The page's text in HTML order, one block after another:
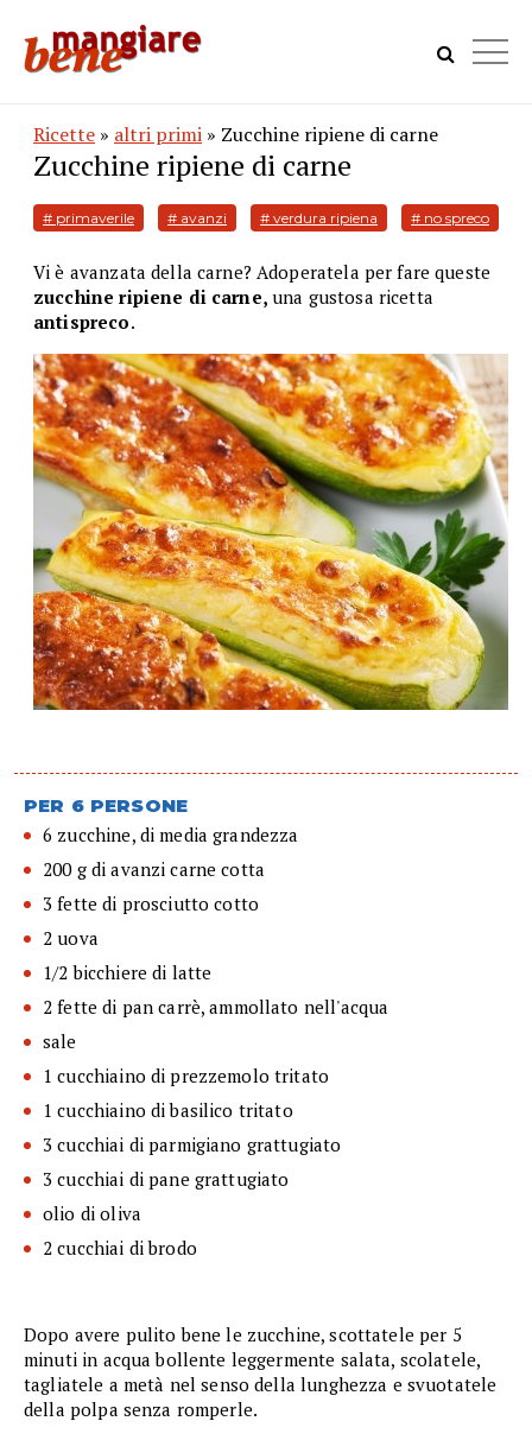
Ricette » altri primi » Zucchine ripiene di carne
Zucchine ripiene di carne
# primaverile # avanzi # verdura ripiena # no spreco
Vi è avanzata della carne? Adoperatela per fare queste
zucchine ripiene di carne,una gustosa ricetta
antispreco.
PER 6 PERSONE
6 zucchine, di media grandezza
200 g di avanzi carne cotta
3 fette di prosciutto cotto
2 uova
1/2 bicchiere di latte
2 fette di pan carrè, ammollato nell'acqua
sale
1 cucchiaino di prezzemolo tritato
1 cucchiaino di basilico tritato
3 cucchiai di parmigiano grattugiato
3 cucchiai di pane grattugiato
olio di oliva
2 cucchiai di brodo
Dopo avere pulito bene le zucchine, scottatele per 5
minuti in acqua bollente leggermente salata, scolatele,
tagliatele a metà nel senso della lunghezza e svuotatele
della polpa senza romperle.